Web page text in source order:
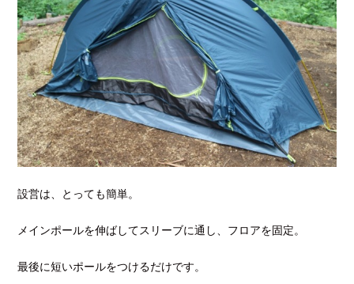
設営は、とっても簡単。
メインポールを伸ばしてスリーブに通し、フロアを固定。
最後に短いポールをつけるだけです。